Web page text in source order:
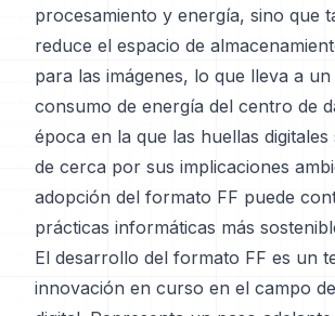
procesamiento y energía, sino que
reduce el espacio de
para las imágenes, lo que lleva a
consumo de energía del centro de
época en la que las huellas digitales
de cerca por sus implicaciones
adopción del formato FF puede
prácticas informáticas más
El desarrollo del formato FF es un
innovación en curso en el campo